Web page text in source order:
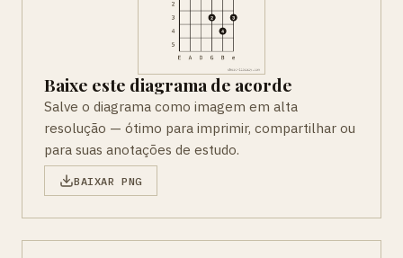
Baixe este diagrama de acorde
Salve o diagrama como imagem em alta
resolução — ótimo para imprimir, compartilhar ou
para suas anotações de estudo.
BAIXAR PNG